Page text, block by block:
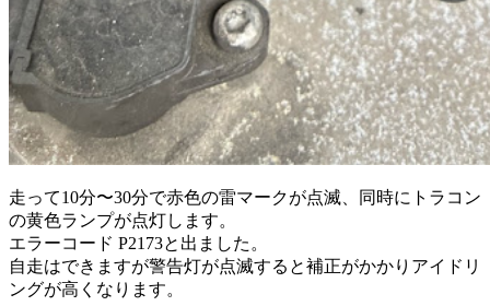
走って10分〜30分で赤色の雷マークが点滅、同時にトラコン
の黄色ランプが点灯します。
エラーコード P2173と出ました。
自走はできますが警告灯が点滅すると補正がかかりアイドリ
ングが高くなります。